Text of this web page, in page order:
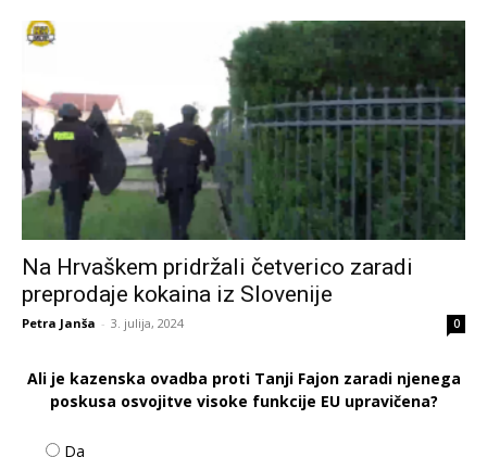
Na Hrvaškem pridržali četverico zaradi
preprodaje kokaina iz Slovenije
Petra Janša - 3. julija, 2024 0
Ali je kazenska ovadba proti Tanji Fajon zaradi njenega
poskusa osvojitve visoke funkcije EU upravičena?
Da